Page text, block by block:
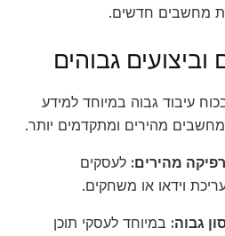
מחשבים חדשים.
גבוהים
עיבוד גבוה במיוחד למידע
מהירים ומתקדמים יותר.
מהירים: לעסקים
וידאו או משחקים.
גבוה: במיוחד לעסקי תוכן